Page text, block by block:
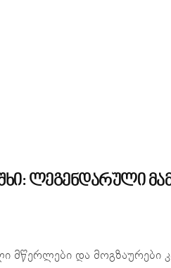
ლეგენდარული
მწერლები და მოგზაურები